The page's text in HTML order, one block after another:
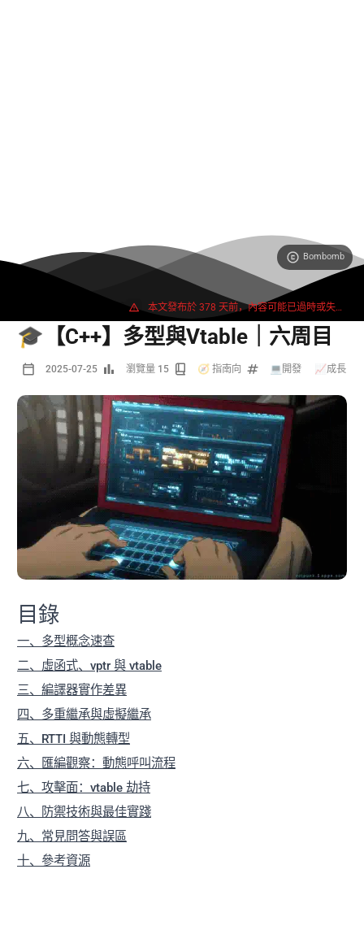
Bombomb
3 分鐘 本文發布於 378 天前，內容可能已過時或失效。
🎓【C++】多型與Vtable｜六周目
2025-07-25 瀏覽量 15 🧭 指南向 💻開發 📈成長
目錄
一、多型概念速查
二、虛函式、vptr 與 vtable
三、編譯器實作差異
四、多重繼承與虛擬繼承
五、RTTI 與動態轉型
六、匯編觀察：動態呼叫流程
七、攻擊面：vtable 劫持
八、防禦技術與最佳實踐
九、常見問答與誤區
十、參考資源